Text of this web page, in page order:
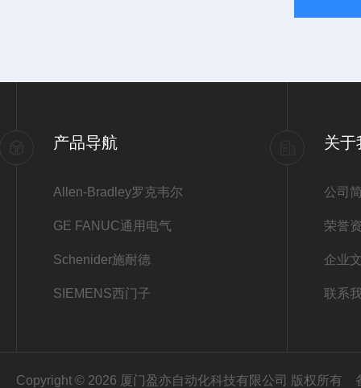
产品导航
Allen-Bradley罗克韦尔
GE FANUC通用电气
Schenider施耐德
SIEMENS西门子
关于
公司
荣誉
企业
联系
Copyright © 2026 厦门盈亦自动化科技有限公司 版权所有